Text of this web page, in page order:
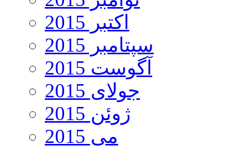
اکتبر 2015
سپتامبر 2015
آگوست 2015
جولای 2015
ژوئن 2015
می 2015